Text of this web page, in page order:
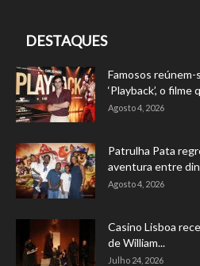
DESTAQUES
Famosos
‘Playback’, o filme
Agosto 4, 2026
Patrulha Pata
aventura entre
Agosto 4, 2026
Casino Lisboa
de William...
Julho 24, 2026